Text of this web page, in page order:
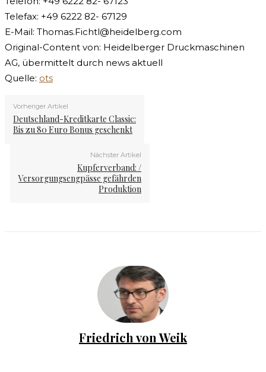
Telefax: +49 6222 82- 67129
E-Mail: Thomas.Fichtl@heidelberg.com
Original-Content von: Heidelberger Druckmaschinen
AG, übermittelt durch news aktuell
Quelle: ots
Vorheriger Artikel
Deutschland-Kreditkarte Classic:
Bis zu 80 Euro Bonus geschenkt
Nächster Artikel
Kupferverband: /
Versorgungsengpässe gefährden
Produktion
Friedrich von Weik